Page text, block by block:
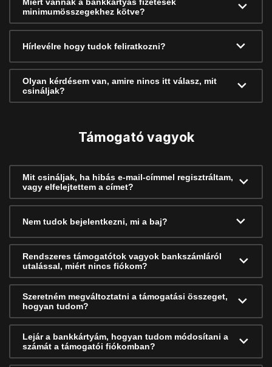
minimumösszegekhez kötve?
Hírlevélre hogy tudok feliratkozni?
Olyan kérdésem van, amire nincs itt válasz, mit
csináljak?
Támogató vagyok
Mit csináljak, ha hibás e-mail-címmel regisztráltam,
vagy elfelejtettem a címet?
Nem tudok bejelentkezni, mi a baj?
Rendszeres támogatótok vagyok bankszámláról
utalással, miért nincs fiókom?
Szeretném megváltoztatni a támogatási összeget,
hogyan tudom?
Lejár a bankkártyám, hogyan tudom módosítani a
számát a támogatói fiókomban?